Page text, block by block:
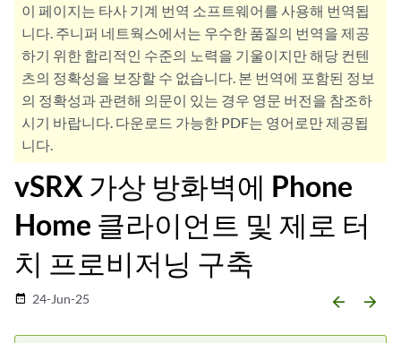
이 페이지는 타사 기계 번역 소프트웨어를 사용해 번역됩
니다. 주니퍼 네트웍스에서는 우수한 품질의 번역을 제공
하기 위한 합리적인 수준의 노력을 기울이지만 해당 컨텐
츠의 정확성을 보장할 수 없습니다. 본 번역에 포함된 정보
의 정확성과 관련해 의문이 있는 경우 영문 버전을 참조하
시기 바랍니다. 다운로드 가능한 PDF는 영어로만 제공됩
니다.
vSRX 가상 방화벽에 Phone
Home 클라이언트 및 제로 터
치 프로비저닝 구축
date_range 24-Jun-25 arrow_backward arrow_forward